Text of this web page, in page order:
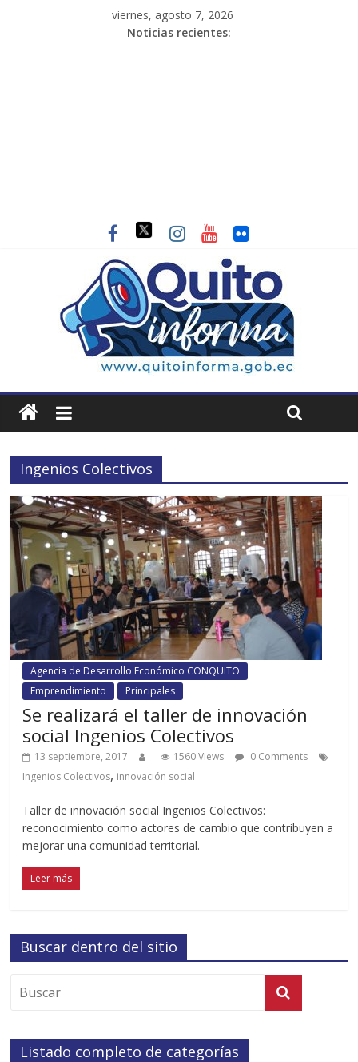
viernes, agosto 7, 2026
Noticias recientes:
Ingenios Colectivos
Agencia de Desarrollo Económico CONQUITO
Emprendimiento
Principales
Se realizará el taller de innovación
social Ingenios Colectivos
13 septiembre, 2017 1560 Views
0 Comments
Ingenios Colectivos, innovación social
Taller de innovación social Ingenios Colectivos:
reconocimiento como actores de cambio que contribuyen a
mejorar una comunidad territorial.
Leer más
Buscar dentro del sitio
Listado completo de categorías